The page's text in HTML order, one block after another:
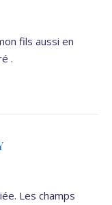
fils aussi en
.
Les champs